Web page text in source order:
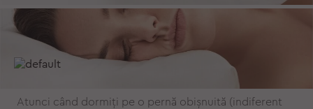
Atunci când dormiți pe o pernă obișnuită (indiferent